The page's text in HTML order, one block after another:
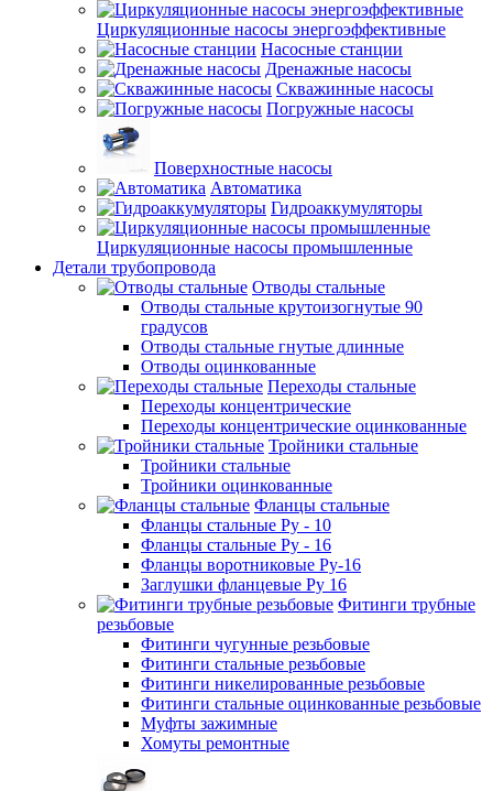
Циркуляционные насосы энергоэффективные
Насосные станции
Дренажные насосы
Скважинные насосы
Погружные насосы
Поверхностные насосы
Автоматика
Гидроаккумуляторы
Циркуляционные насосы промышленные
Детали трубопровода
Отводы стальные
Отводы стальные крутоизогнутые 90
градусов
Отводы стальные гнутые длинные
Отводы оцинкованные
Переходы стальные
Переходы концентрические
Переходы концентрические оцинкованные
Тройники стальные
Тройники стальные
Тройники оцинкованные
Фланцы стальные
Фланцы стальные Ру - 10
Фланцы стальные Ру - 16
Фланцы воротниковые Ру-16
Заглушки фланцевые Ру 16
Фитинги трубные
резьбовые
Фитинги чугунные резьбовые
Фитинги стальные резьбовые
Фитинги никелированные резьбовые
Фитинги стальные оцинкованные резьбовые
Муфты зажимные
Хомуты ремонтные